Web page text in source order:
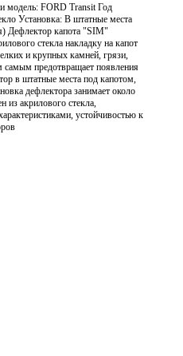
модель: FORD Transit Год
Установка: В штатные места
Дефлектор капота "SIM"
стекла накладку на капот
и крупных камней, грязи,
самым предотвращает появления
в штатные места под капотом,
дефлектора занимает около
из акрилового стекла,
устойчивостью к